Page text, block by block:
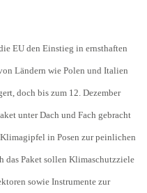
EU den Einstieg in ernsthaften
Ländern wie Polen und Italien
doch bis zum 12. Dezember
unter Dach und Fach gebracht
in Posen zur peinlichen
Paket sollen Klimaschutzziele
sowie Instrumente zur